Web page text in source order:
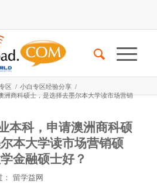
区 / 小白专区经验分享 /
洲商科硕士，是选择去墨尔本大学读市场营销
本科，申请澳洲商科硕
本大学读市场营销硕
金融硕士好？
留学益网